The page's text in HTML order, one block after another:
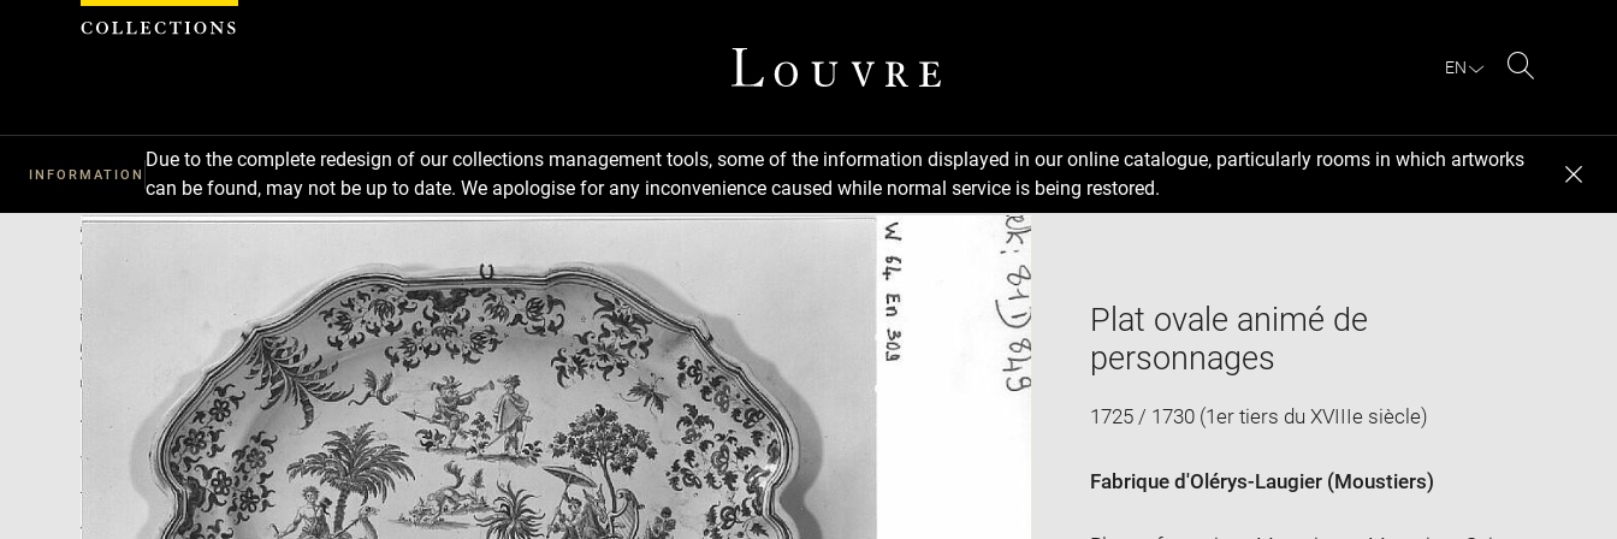
EN
INFORMATION
Due to the complete redesign of our collections management tools, some of the information displayed in our online catalogue, particularly rooms in which artworks
can be found, may not be up to date. We apologise for any inconvenience caused while normal service is being restored.
Download
Next
Previous
Plat ovale animé de
personnages
1725 / 1730 (1er tiers du XVIIIe siècle)
Fabrique d'Olérys-Laugier (Moustiers)
Cookies management panel